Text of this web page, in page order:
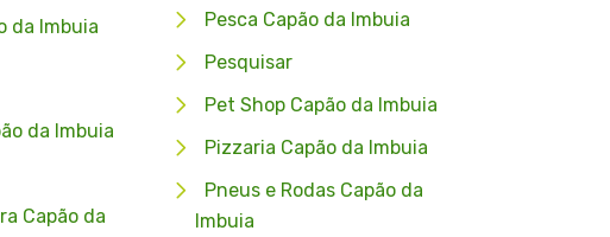
da Imbuia
da Imbuia
Capão da
Pesca Capão da Imbuia
Pesquisar
Pet Shop Capão da Imbuia
Pizzaria Capão da Imbuia
Pneus e Rodas Capão da
Imbuia